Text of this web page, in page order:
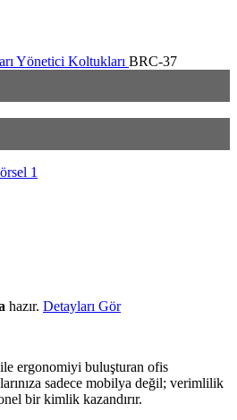
Yönetici Koltukları BRC-37
hazır. Detayları Gör
ergonomiyi buluşturan ofis
sadece mobilya değil; verimlilik
bir kimlik kazandırır.